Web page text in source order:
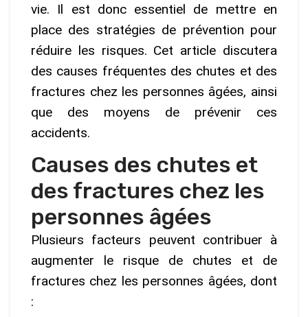
vie. Il est donc essentiel de mettre en
place des stratégies de prévention pour
réduire les risques. Cet article discutera
des causes fréquentes des chutes et des
fractures chez les personnes âgées, ainsi
que des moyens de prévenir ces
accidents.
Causes des chutes et
des fractures chez les
personnes âgées
Plusieurs facteurs peuvent contribuer à
augmenter le risque de chutes et de
fractures chez les personnes âgées, dont
: